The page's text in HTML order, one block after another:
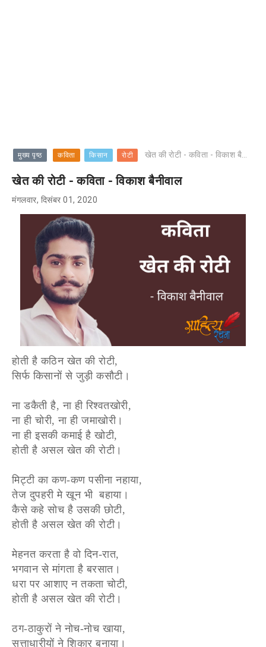
मुख्य पृष्ठ कविता किसान रोटी खेत की रोटी - कविता - विकाश बैनीवाल
खेत की रोटी - कविता - विकाश बैनीवाल
मंगलवार, दिसंबर 01, 2020
होती है कठिन खेत की रोटी,
सिर्फ किसानों से जुड़ी कसौटी।
ना डकैती है, ना ही रिश्वतखोरी,
ना ही चोरी, ना ही जमाखोरी।
ना ही इसकी कमाई है खोटी,
होती है असल खेत की रोटी।
मिट्टी का कण-कण पसीना नहाया,
तेज दुपहरी मे खून भी बहाया।
कैसे कहे सोच है उसकी छोटी,
होती है असल खेत की रोटी।
मेहनत करता है वो दिन-रात,
भगवान से मांगता है बरसात।
धरा पर आशाए न तकता चोटी,
होती है असल खेत की रोटी।
ठग-ठाकुरों ने नोच-नोच खाया,
सत्ताधारीयों ने शिकार बनाया।